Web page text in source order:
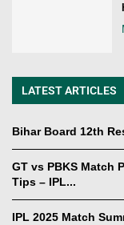
LATEST ARTICLES
Bihar Board 12th
GT vs PBKS Match
Tips – IPL...
IPL 2025 Match